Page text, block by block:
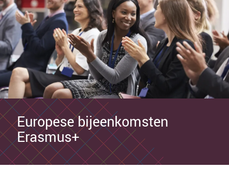
Europese bijeenkomsten
Erasmus+